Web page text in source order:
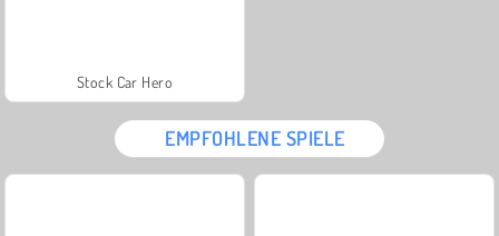
Stock Car Hero
EMPFOHLENE SPIELE